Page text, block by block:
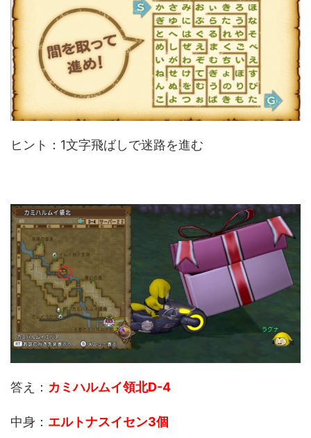
ヒント：1文字飛ばしで迷路を進む
答え： カミハルムイ領北D-4
中身： エルトナスイセン3個